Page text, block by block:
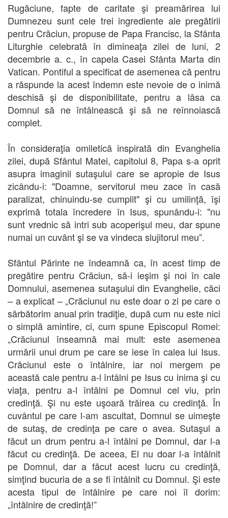
Rugăciune, fapte de caritate şi preamărirea lui
Dumnezeu sunt cele trei ingrediente ale pregătirii
pentru Crăciun, propuse de Papa Francisc, la Sfânta
Liturghie celebrată în dimineaţa zilei de luni, 2
decembrie a. c., în capela Casei Sfânta Marta din
Vatican. Pontiful a specificat de asemenea că pentru
a răspunde la acest îndemn este nevoie de o inimă
deschisă şi de disponibilitate, pentru a lăsa ca
Domnul să ne întâlnească şi să ne reînnoiască
complet.
În consideraţia omiletică inspirată din Evanghelia
zilei, după Sfântul Matei, capitolul 8, Papa s-a oprit
asupra imaginii sutaşului care se apropie de Isus
zicându-i: "Doamne, servitorul meu zace în casă
paralizat, chinuindu-se cumplit" şi cu umilinţă, îşi
exprimă totala încredere în Isus, spunându-i: "nu
sunt vrednic să intri sub acoperişul meu, dar spune
numai un cuvânt şi se va vindeca slujitorul meu”.
Sfântul Părinte ne îndeamnă ca, în acest timp de
pregătire pentru Crăciun, să-i ieşim şi noi în cale
Domnului, asemenea sutaşului din Evanghelie, căci
– a explicat – „Crăciunul nu este doar o zi pe care o
sărbătorim anual prin tradiţie, după cum nu este nici
o simplă amintire, ci, cum spune Episcopul Romei:
„Crăciunul înseamnă mai mult: este asemenea
urmării unui drum pe care se iese în calea lui Isus.
Crăciunul este o întâlnire, iar noi mergem pe
această cale pentru a-l întâlni pe Isus cu inima şi cu
viaţa, pentru a-l întâlni pe Domnul cel viu, prin
credinţă. Şi nu este uşoară trăirea cu credinţă. În
cuvântul pe care l-am ascultat, Domnul se uimeşte
de sutaş, de credinţa pe care o avea. Sutaşul a
făcut un drum pentru a-l întâlni pe Domnul, dar l-a
făcut cu credinţă. De aceea, El nu doar l-a întâlnit
pe Domnul, dar a făcut acest lucru cu credinţă,
simţind bucuria de a se fi întâlnit cu Domnul. Şi este
acesta tipul de întâlnire pe care noi îl dorim:
„întâlnire de credinţă!”